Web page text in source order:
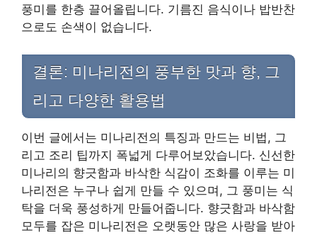
풍미를 한층 끌어올립니다. 기름진 음식이나 밥반찬
으로도 손색이 없습니다.
결론: 미나리전의 풍부한 맛과 향, 그
리고 다양한 활용법
이번 글에서는 미나리전의 특징과 만드는 비법, 그
리고 조리 팁까지 폭넓게 다루어보았습니다. 신선한
미나리의 향긋함과 바삭한 식감이 조화를 이루는 미
나리전은 누구나 쉽게 만들 수 있으며, 그 풍미는 식
탁을 더욱 풍성하게 만들어줍니다. 향긋함과 바삭함
모두를 잡은 미나리전은 오랫동안 많은 사랑을 받아